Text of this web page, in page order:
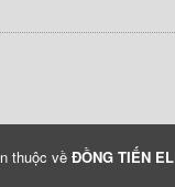
thuộc về ĐỒNG TIẾN